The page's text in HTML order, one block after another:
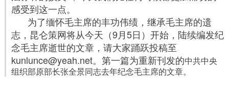
感受到这一点。
为了缅怀毛主席的丰功伟绩，继承毛主席的遗
志，昆仑策网将从今天（9月5日）开始，陆续编发纪
念毛主席逝世的文章，请大家踊跃投稿至
kunlunce@yeah.net。第一篇为重新刊发的中共中央
组织部原部长张全景同志去年纪念毛主席的文章。